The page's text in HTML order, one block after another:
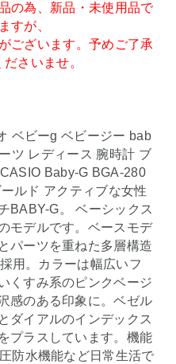
の為、新品・未使用品で
すが、
ございます。予めご了承
さいませ。
ベビーg ベビージー bab
ツ レディース 腕時計 ブ
Baby-G BGA-280
ルド アクティブな女性
BABY-G。 ベーシックス
モデルです。ベースモデ
パーツを重ねた多層構造
用。カラーは幅広いフ
くすみ系のピンクベージ
感のある印象に。ベゼル
ダイアルのインデックス
プラスしています。機能
防水機能など日常生活で